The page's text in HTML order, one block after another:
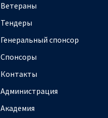
Ветераны
Тендеры
Генеральный спонсор
Спонсоры
Контакты
Администрация
Академия